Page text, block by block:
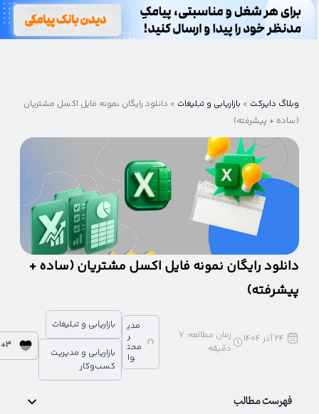
وبلاگدایرکت
وبلاگ دایرکت>بازاریابی و تبلیغات>دانلود رایگان نمونه فایل اکسل مشتریان
(ساده + پیشرفته)
دانلود رایگان نمونه فایل اکسل مشتریان (ساده +
پیشرفته)
مدی
محت
وا
بازاریابی و تبلیغات
بازاریابی و مدیریت
کسب‌وکار
3+ 24 آذر 1404 زمان مطالعه: 7
دقیقه
فهرست مطالب